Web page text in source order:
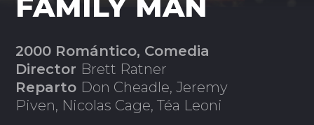
2000 Romántico, Comedia
Director Brett Ratner
Reparto Don Cheadle, Jeremy
Piven, Nicolas Cage, Téa Leoni